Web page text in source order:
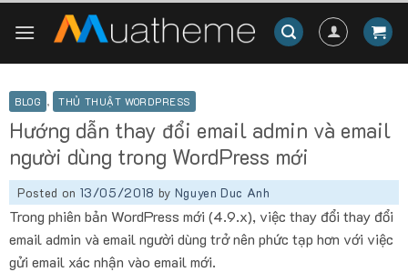
BLOG , THỦ THUẬT WORDPRESS
Hướng dẫn thay đổi email admin và email
người dùng trong WordPress mới
Posted on 13/05/2018 by Nguyen Duc Anh
Trong phiên bản WordPress mới (4.9.x), việc thay đổi thay đổi
email admin và email người dùng trở nên phức tạp hơn với việc
gửi email xác nhận vào email mới.